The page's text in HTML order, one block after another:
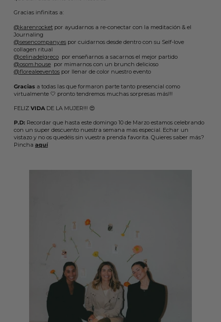
Gracias infinitas a:
@karenrocket por ayudarnos a re-conectar con la meditación & el
Journaling
@sesencompany.es por cuidarnos desde dentro con su Self-love
collagen ritual
@celinadelgreco por enseñarnos a sacarnos el mejor partido
@osom.house por mimarnos con un brunch delicioso
@florealeeventos por llenar de color nuestro evento
Gracias a todas las que formaron parte tanto presencial como
virtualmente 🤍 pronto tendremos muchas sorpresas más!!!
FELIZ VIDADE LA MUJER!!! 😍
P.D: Recordar que hasta este domingo 10 de Marzo estamos celebrando
con un super descuento nuestra semana mas especial. Echar un
vistazo y no os quedéis sin vuestra prenda favorita. Quieres saber más?
Pincha aquí